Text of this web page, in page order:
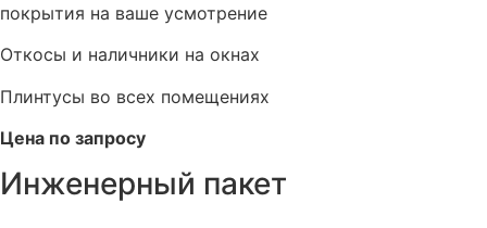
покрытия на ваше усмотрение
Откосы и наличники на окнах
Плинтусы во всех помещениях
Цена по запросу
Инженерный пакет